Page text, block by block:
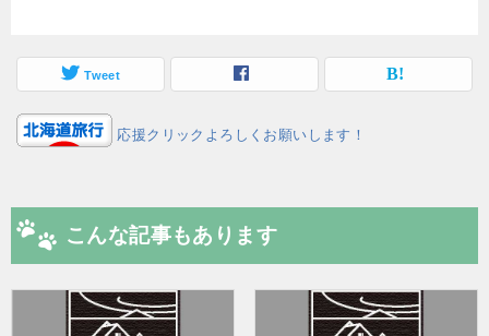
Tweet
応援クリックよろしくお願いします！
こんな記事もあります